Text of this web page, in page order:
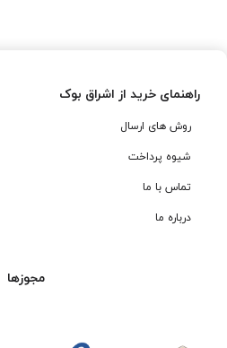
راهنمای خرید از اشراق بوک
روش های ارسال
شیوه پرداخت
تماس با ما
درباره ما
مجوزها